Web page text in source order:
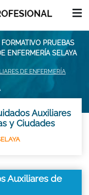
PRUEBAS
ENFERMERÍA SELAYA
DE ENFERMERÍA
Auxiliares
y Ciudades
Auxiliares de